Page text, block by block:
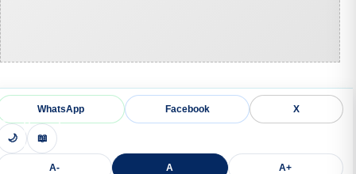
WhatsApp Facebook X
🌙 📖
A- A A+